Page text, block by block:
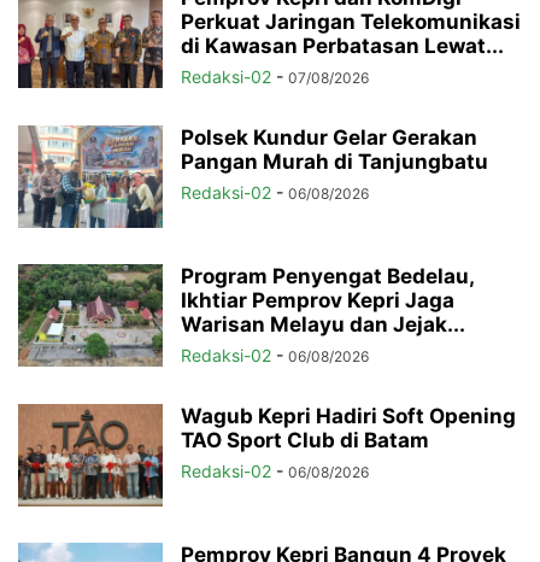
Perkuat Jaringan Telekomunikasi
di Kawasan Perbatasan Lewat...
Redaksi-02 - 07/08/2026
Polsek Kundur Gelar Gerakan
Pangan Murah di Tanjungbatu
Redaksi-02 - 06/08/2026
Program Penyengat Bedelau,
Ikhtiar Pemprov Kepri Jaga
Warisan Melayu dan Jejak...
Redaksi-02 - 06/08/2026
Wagub Kepri Hadiri Soft Opening
TAO Sport Club di Batam
Redaksi-02 - 06/08/2026
Pemprov Kepri Bangun 4 Proyek